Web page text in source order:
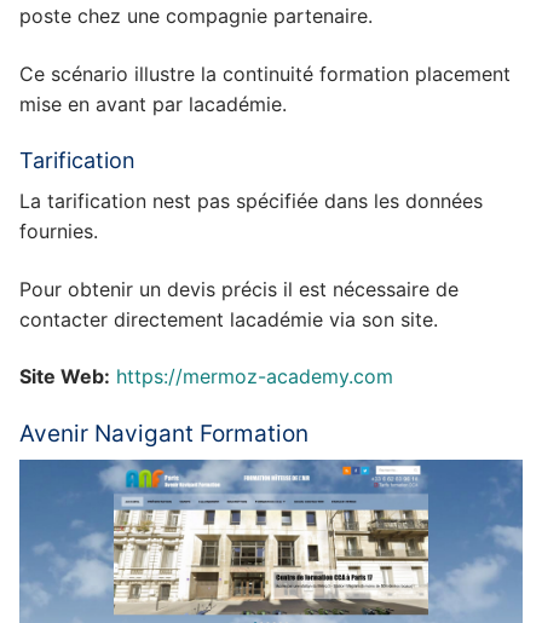
poste chez une compagnie partenaire.
Ce scénario illustre la continuité formation placement
mise en avant par lacadémie.
Tarification
La tarification nest pas spécifiée dans les données
fournies.
Pour obtenir un devis précis il est nécessaire de
contacter directement lacadémie via son site.
Site Web: https://mermoz-academy.com
Avenir Navigant Formation